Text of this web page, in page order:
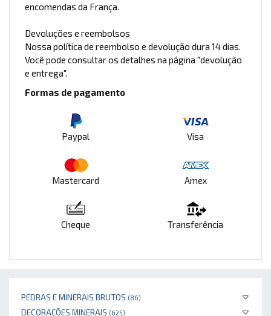
PEDRAS E MINERAIS BRUTOS (86)
DECORAÇÕES MINERAIS (625)
encomendas da França.
Devoluções e reembolsos
Nossa política de reembolso e devolução dura 14 dias.
Você pode consultar os detalhes na página "devolução
e entrega".
Formas de pagamento
Paypal Visa
Mastercard Amex
Cheque Transferência